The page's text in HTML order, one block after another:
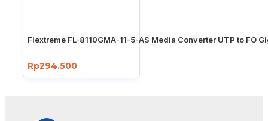
Flextreme FL-8110GMA-11-5-AS Media Converter UTP to FO
Rp294.500